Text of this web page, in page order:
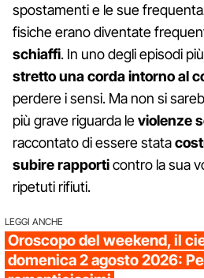
spostamenti e le sue
fisiche erano diventate
schiaffi. In uno degli episodi
stretto una corda intorno al
perdere i sensi. Ma non si
più grave riguarda leviolenze
raccontato di essere stata
subire rapporticontro la sua
ripetuti rifiuti.
LEGGI ANCHE
Oroscopo del weekend, il
domenica 2 agosto 2026: